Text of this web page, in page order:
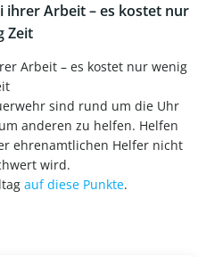
ihrer Arbeit – es kostet nur
Zeit
Arbeit – es kostet nur wenig
sind rund um die Uhr
anderen zu helfen. Helfen
ehrenamtlichen Helfer nicht
wird.
auf diese Punkte.